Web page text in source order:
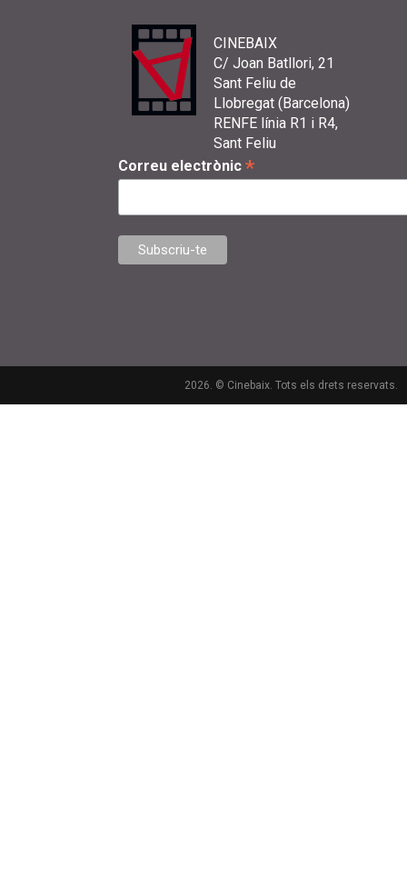
CINEBAIX
C/ Joan Batllori, 21
Sant Feliu de
Llobregat (Barcelona)
RENFE línia R1 i R4,
Sant Feliu
Correu electrònic *
2026. © Cinebaix. Tots els drets reservats.